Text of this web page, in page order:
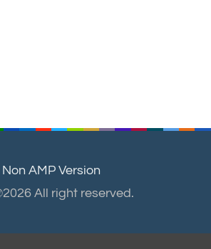
Non AMP Version
All right reserved.